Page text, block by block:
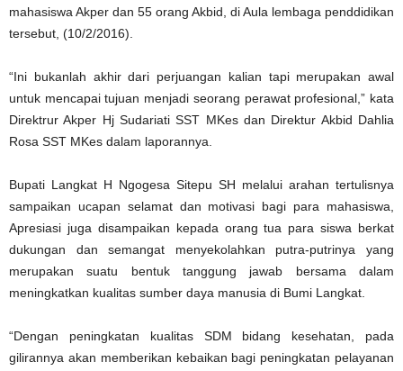
mahasiswa Akper dan 55 orang Akbid, di Aula lembaga penddidikan
tersebut, (10/2/2016).
“Ini bukanlah akhir dari perjuangan kalian tapi merupakan awal
untuk mencapai tujuan menjadi seorang perawat profesional,” kata
Direktrur Akper Hj Sudariati SST MKes dan Direktur Akbid Dahlia
Rosa SST MKes dalam laporannya.
Bupati Langkat H Ngogesa Sitepu SH melalui arahan tertulisnya
sampaikan ucapan selamat dan motivasi bagi para mahasiswa,
Apresiasi juga disampaikan kepada orang tua para siswa berkat
dukungan dan semangat menyekolahkan putra-putrinya yang
merupakan suatu bentuk tanggung jawab bersama dalam
meningkatkan kualitas sumber daya manusia di Bumi Langkat.
“Dengan peningkatan kualitas SDM bidang kesehatan, pada
gilirannya akan memberikan kebaikan bagi peningkatan pelayanan